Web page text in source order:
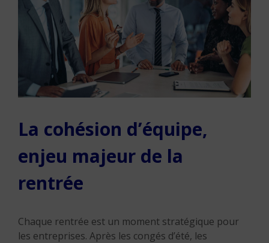
La cohésion d’équipe,
enjeu majeur de la
rentrée
Chaque rentrée est un moment stratégique pour
les entreprises. Après les congés d’été, les